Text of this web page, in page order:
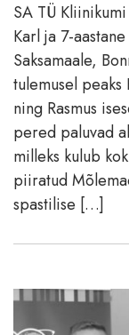
SA TÜ
Karl ja 7-
Saksamaale,
tulemusel
ning Rasmus
pered paluvad
milleks kulub
piiratud
spastilise […]